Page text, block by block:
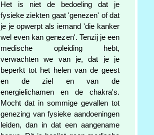
Het is niet de bedoeling dat je
fysieke ziekten gaat 'genezen' of dat
je je opwerpt als iemand 'die kanker
wel even kan genezen'. Tenzij je een
medische opleiding hebt,
verwachten we van je, dat je je
beperkt tot het helen van de geest
en de ziel en van de
energielichamen en de chakra's.
Mocht dat in sommige gevallen tot
genezing van fysieke aandoeningen
leiden, dan in dat een aangename